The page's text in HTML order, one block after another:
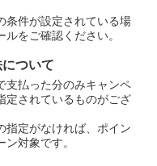
条件が設定されている場
をご確認ください。
ついて
支払った分のみキャンペ
定されているものがござ
指定がなければ、ポイン
対象です。